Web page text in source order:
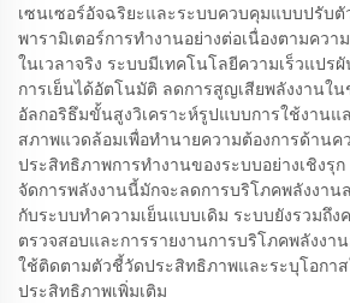
เซนเซอร์อัจฉริยะและระบบควบคุมแบบปรับตั
พารามิเตอร์การทำงานอย่างต่อเนื่องตามควา
ในเวลาจริง ระบบมีเทคโนโลยีความเร็วแปร
การเย็นได้อัตโนมัติ ลดการสูญเสียพลังงานใ
อัลกอริธึมขั้นสูงวิเคราะห์รูปแบบการใช้งานแ
สภาพแวดล้อมเพื่อทำนายความต้องการด้านค
ประสิทธิภาพการทำงานของระบบอย่างเชิงรุ
จัดการพลังงานนี้มักจะลดการบริโภคพลังงาน
กับระบบทำความเย็นแบบเดิม ระบบยังรวมถึง
ตรวจสอบและการรายงานการบริโภคพลังงา
ใช้ติดตามตัวชี้วัดประสิทธิภาพและระบุโอกา
ประสิทธิภาพเพิ่มเติม